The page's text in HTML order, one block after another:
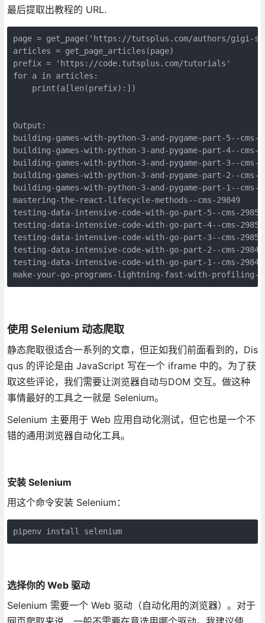
最后提取出教程的 URL.
page = get_page('https://tutsplus.com/authors/gigi-
articles = get_page_articles(page)
prefix = 'https://code.tutsplus.com/tutorials'
for a in articles:
    print(a[len(prefix):])
Output:
building-games-with-python-3-and-pygame-part-5--cms-
building-games-with-python-3-and-pygame-part-4--cms-
building-games-with-python-3-and-pygame-part-3--cms-
building-games-with-python-3-and-pygame-part-2--cms-
building-games-with-python-3-and-pygame-part-1--cms-
mastering-the-react-lifecycle-methods--cms-29849
testing-data-intensive-code-with-go-part-5--cms-29852
testing-data-intensive-code-with-go-part-4--cms-29851
testing-data-intensive-code-with-go-part-3--cms-29850
testing-data-intensive-code-with-go-part-2--cms-29848
testing-data-intensive-code-with-go-part-1--cms-29847
make-your-go-programs-lightning-fast-with-profiling--
使用 Selenium 动态爬取
静态爬取很适合一系列的文章，但正如我们前面看到的，Dis
qus 的评论是由 JavaScript 写在一个 iframe 中的。为了获
取这些评论，我们需要让浏览器自动与DOM 交互。做这种
事情最好的工具之一就是 Selenium。
Selenium 主要用于 Web 应用自动化测试，但它也是一个不
错的通用浏览器自动化工具。
安装 Selenium
用这个命令安装 Selenium：
pipenv install selenium
选择你的 Web 驱动
Selenium 需要一个 Web 驱动（自动化用的浏览器）。对于